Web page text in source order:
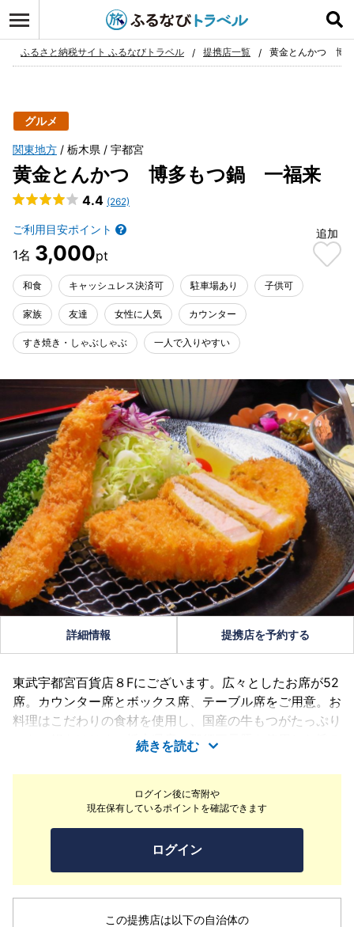
お気に入り
ふるさと納税サイト ふるなびトラベル 提携店一覧 黄金とんかつ 博
グルメ
関東地方 栃木県 宇都宮
黄金とんかつ 博多もつ鍋 一福来
4.4 (262)
ご利用目安ポイント
3,000
追加
和食 キャッシュレス決済可 駐車場あり 子供可
家族 友達 女性に人気 カウンター
すき焼き・しゃぶしゃぶ 一人で入りやすい
ログイン後に寄附や
現在保有しているポイントを確認できます
ログイン
この提携店は以下の自治体の
詳細情報 提携店を予約する
東武宇都宮百貨店８Fにございます。広々としたお席が52
席。カウンター席とボックス席、テーブル席をご用意。お
料理はこだわりの食材を使用し、国産の牛もつがたっぷり
のもつ鍋をはじめ、栃木県産の那須三元豚を使用した旨み
たっぷりのとんかつが自慢です！その他にも博多料理をお
楽しみ頂けます♪本場博多に負けないくらいの自慢の逸品
をぜひご堪能下さい！
続きを読む